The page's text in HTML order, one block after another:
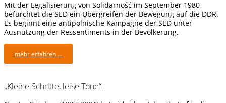
Mit der Legalisierung von Solidarność im September 1980
befürchtet die SED ein Übergreifen der Bewegung auf die DDR.
Es beginnt eine antipolnische Kampagne der SED unter
Ausnutzung der Ressentiments in der Bevölkerung.
mehr erfahren ...
„Kleine Schritte, leise Töne“